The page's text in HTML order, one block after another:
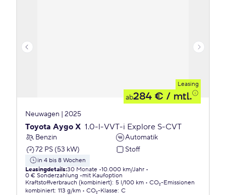
Leasing
ab284 € / mtl.
Neuwagen | 2025
Toyota Aygo X 1.0-l-VVT-i Explore S-CVT
Benzin
Automatik
72 PS (53 kW)
Stoff
in 4 bis 8 Wochen
Leasingdetails:30 Monate 10.000 km/Jahr
0 € Sonderzahlung
mit Kaufoption
Kraftstoffverbrauch (kombiniert): 5 l/100 km
CO₂-Emissionen
kombiniert: 113 g/km CO₂-Klasse: C